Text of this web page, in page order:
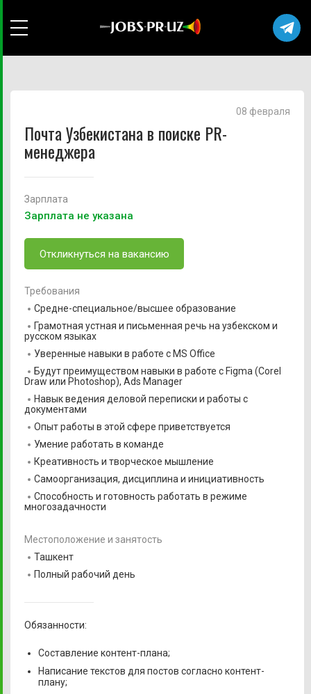
Почта Узбекистана в поиске PR-
менеджера
08 февраля
Зарплата
Зарплата не указана
Откликнуться на вакансию
Требования
Средне-специальное/высшее образование
Грамотная устная и письменная речь на узбекском и
русском языках
Уверенные навыки в работе с MS Office
Будут преимуществом навыки в работе с Figma (Corel
Draw или Photoshop), Ads Manager
Навык ведения деловой переписки и работы с
документами
Опыт работы в этой сфере приветствуется
Умение работать в команде
Креативность и творческое мышление
Самоорганизация, дисциплина и инициативность
Способность и готовность работать в режиме
многозадачности
Местоположение и занятость
Ташкент
Полный рабочий день
Обязанности:
Составление контент-плана;
Написание текстов для постов согласно контент-
плану;